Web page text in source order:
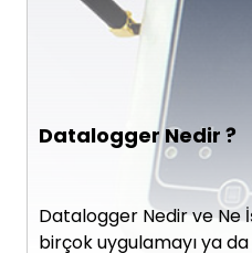
Datalogger Nedir ?
Datalogger Nedir ve Ne
birçok uygulamayı ya